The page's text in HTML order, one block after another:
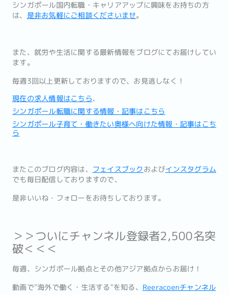
シンガポール国内転職・キャリアアップに興味をお持ちの方
は、 是非お気軽にご相談くださいませ。
また、 就労や生活に関する最新情報をブログにてお届けしてい
ます。
毎週3回以上更新しておりますので、お見逃しなく！
現在の求人情報はこちら、
シンガポール転職に関する情報・記事はこちら
シンガポール子育て・働きたい奥様へ向けた情報・記事はこち
ら
またこのブログ内容は、 フェイスブック およびインスタグラム
でも毎日配信しておりますので、
是非いいね・フォローをお待ちしております。
＞＞ついにチャンネル登録者2,500名突
破＜＜＜
毎週、シンガポール拠点とその他アジア拠点からお届け！
動画で"海外で働く・生活する"を知る、 Reeracoenチャ ンネル